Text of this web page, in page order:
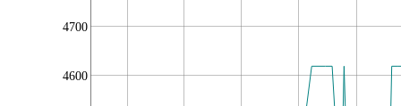
4600
4700